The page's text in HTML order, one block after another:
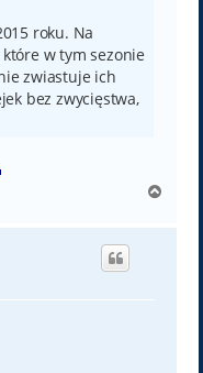
roku. Na
w tym sezonie
zwiastuje ich
bez zwycięstwa,
g